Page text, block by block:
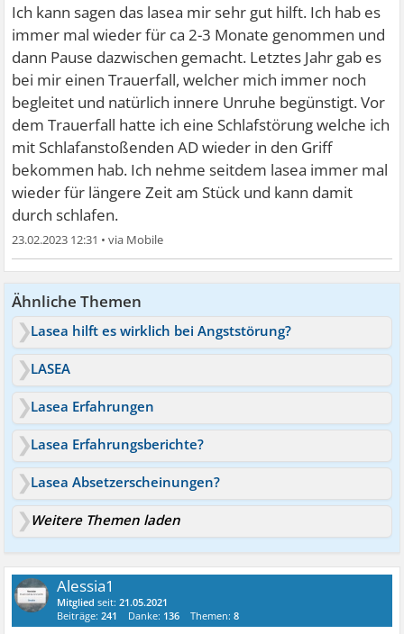
Ich kann sagen das lasea mir sehr gut hilft. Ich hab es
immer mal wieder für ca 2-3 Monate genommen und
dann Pause dazwischen gemacht. Letztes Jahr gab es
bei mir einen Trauerfall, welcher mich immer noch
begleitet und natürlich innere Unruhe begünstigt. Vor
dem Trauerfall hatte ich eine Schlafstörung welche ich
mit Schlafanstoßenden AD wieder in den Griff
bekommen hab. Ich nehme seitdem lasea immer mal
wieder für längere Zeit am Stück und kann damit
durch schlafen.
23.02.2023 12:31 •
Ähnliche Themen
Lasea hilft es wirklich bei Angststörung?
LASEA
Lasea Erfahrungen
Lasea Erfahrungsberichte?
Lasea Absetzerscheinungen?
Weitere Themen laden
Alessia1
Mitglied seit:21.05.2021
Beiträge:241 Danke: 136 Themen:8